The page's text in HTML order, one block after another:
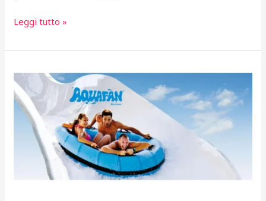
Biglietti
(Roma):
come
e
dove
acquistarli
risparmiare
Leggi tutto »